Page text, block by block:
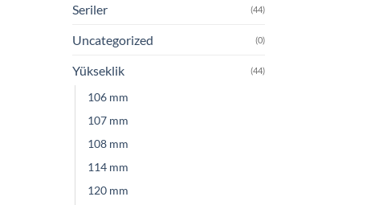
Seriler (44)
Uncategorized (0)
Yükseklik (44)
106 mm
107 mm
108 mm
114 mm
120 mm